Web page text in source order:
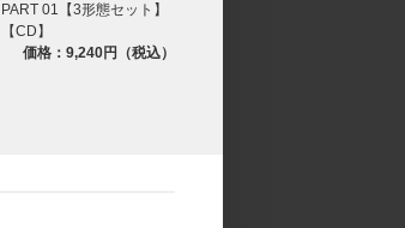
PART 01【3形態セット】
【CD】
価格：9,240円（税込）